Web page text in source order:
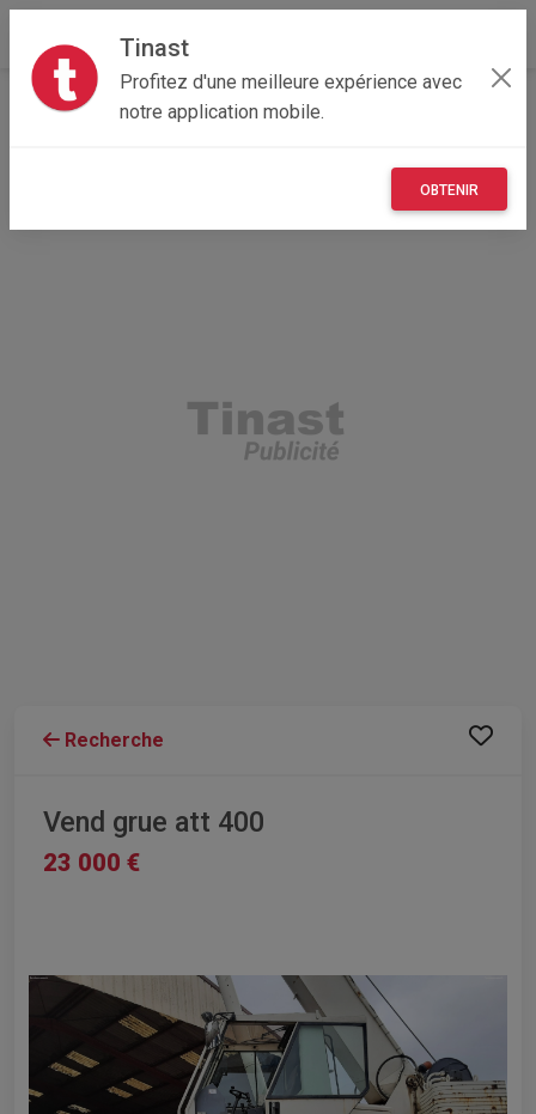
Tinast
Profitez d'une meilleure expérience avec
notre application mobile.
OBTENIR
Accueil Véhicules
Bourgogne-Franche-Comté
Recherche
Vend grue att 400
23 000 €